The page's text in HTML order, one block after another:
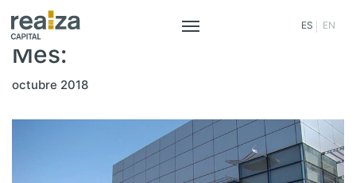
contenido
ES EN
Mes:
octubre 2018